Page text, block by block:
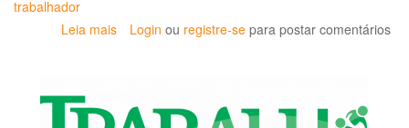
trabalhador
Leia mais sobre
livro
Login ou registre-se para postar comentários